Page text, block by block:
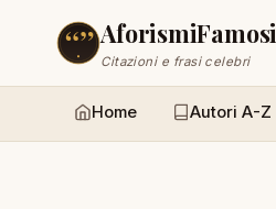
AforismiFamosi
Citazioni e frasi celebri
Home Autori A-Z